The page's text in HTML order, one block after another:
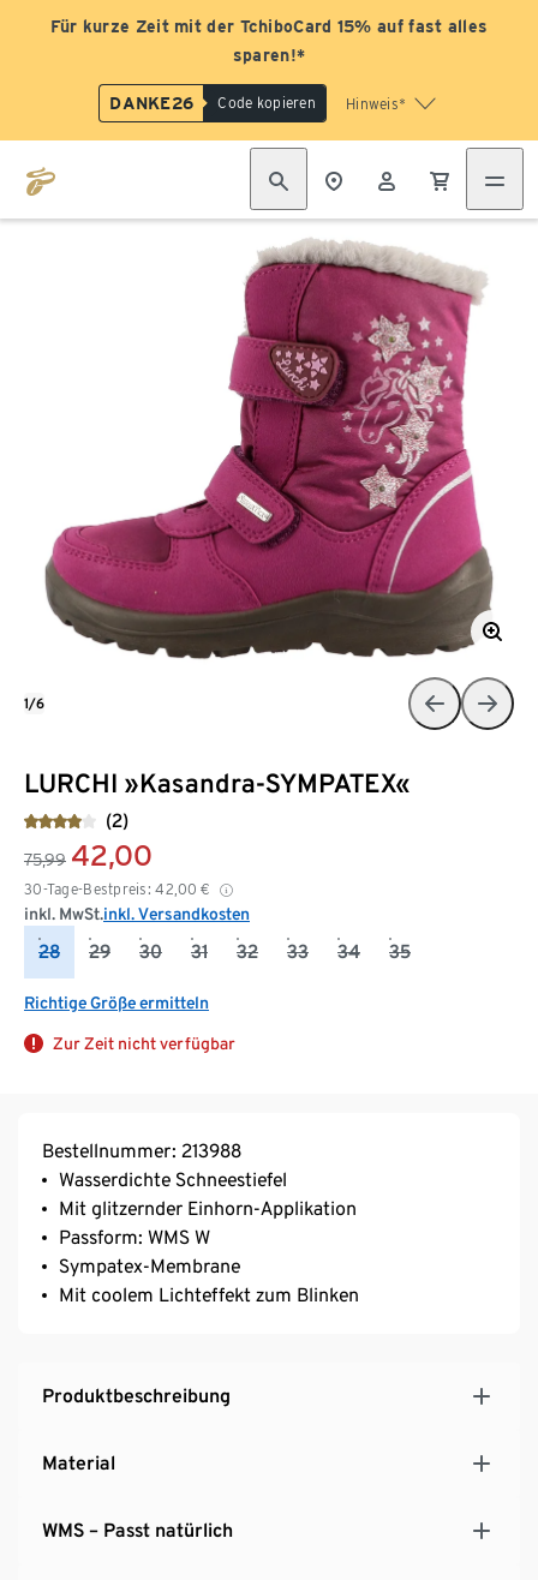
Für kurze Zeit mit der TchiboCard 15% auf fast alles
sparen!*
DANKE26 Code kopieren Hinweis*
LURCHI »Kasandra-SYMPATEX«
(2)
75,99 42,00
30-Tage-Bestpreis: 42,00 €
inkl. MwSt.inkl. Versandkosten
28 29 30 31 32 33 34 35
Richtige Größe ermitteln
Zur Zeit nicht verfügbar
1/6
Bestellnummer: 213988
Wasserdichte Schneestiefel
Mit glitzernder Einhorn-Applikation
Passform: WMS W
Sympatex-Membrane
Mit coolem Lichteffekt zum Blinken
Produktbeschreibung
Material
WMS – Passt natürlich